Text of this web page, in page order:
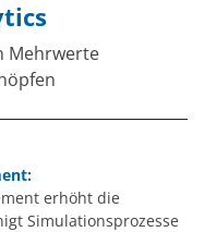
Mehrwerte
erhöht die
Simulationsprozesse